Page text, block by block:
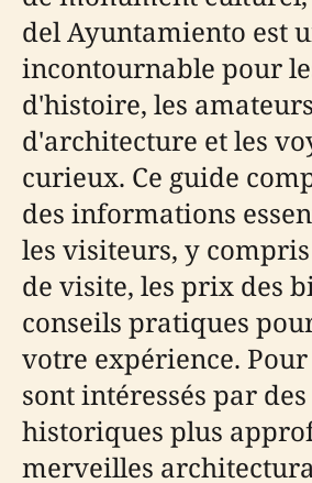
del Ayuntamiento est
incontournable pour
d'histoire, les amateurs
d'architecture et les
curieux. Ce guide
des informations
les visiteurs, y
de visite, les prix des
conseils pratiques
votre expérience.
sont intéressés par
historiques plus
merveilles